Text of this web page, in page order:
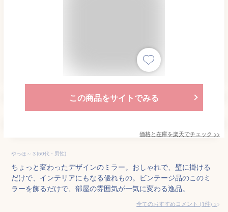
この商品をサイトでみる
価格と在庫を楽天でチェック >>
やっほ～３(50代・男性)
ちょっと変わったデザインのミラー。おしゃれで、壁に掛ける
だけで、インテリアにもなる優れもの。ビンテージ品のこのミ
ラーを飾るだけで、部屋の雰囲気が一気に変わる逸品。
全てのおすすめコメント (1件) >